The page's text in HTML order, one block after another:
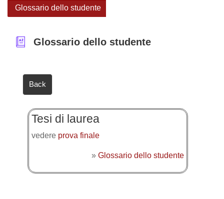
Glossario dello studente
Glossario dello studente
Back
Tesi di laurea
vedere prova finale
» Glossario dello studente